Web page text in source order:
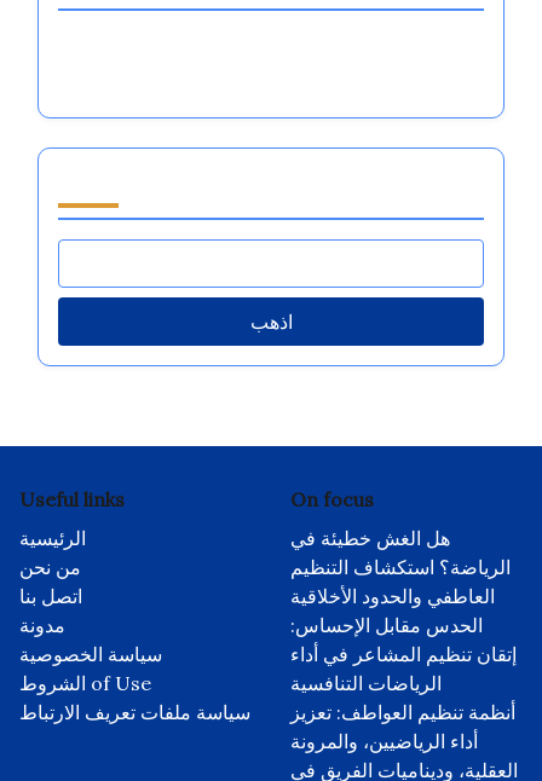
اذهب
Useful links
الرئيسية
من نحن
اتصل بنا
مدونة
سياسة الخصوصية
الشروط of Use
سياسة ملفات تعريف الارتباط
On focus
هل الغش خطيئة في
الرياضة؟ استكشاف التنظيم
العاطفي والحدود الأخلاقية
الحدس مقابل الإحساس:
إتقان تنظيم المشاعر في أداء
الرياضات التنافسية
أنظمة تنظيم العواطف: تعزيز
أداء الرياضيين، والمرونة
العقلية، وديناميات الفريق في